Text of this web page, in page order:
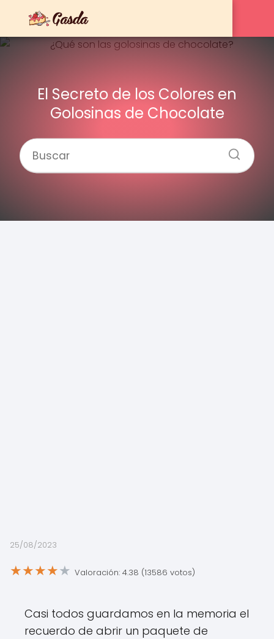
El Secreto de los Colores en
Golosinas de Chocolate
25/08/2023
★★★★★ Valoración: 4.38 (13586 votos)
Casi todos guardamos en la memoria el
recuerdo de abrir un paquete de